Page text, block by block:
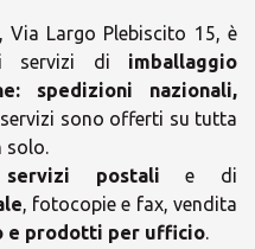
Via Largo Plebiscito 15, è
servizi di imballaggio
spedizioni nazionali,
servizi sono offerti su tutta
solo.
servizi postali e di
, fotocopie e fax, vendita
e prodotti per ufficio.